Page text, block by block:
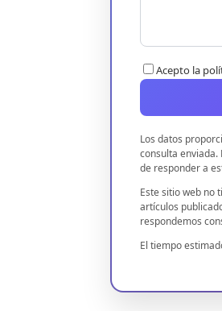
Acepto la
Los datos
consulta
de responder a
Este sitio web no
artículos
respondemos
El tiempo